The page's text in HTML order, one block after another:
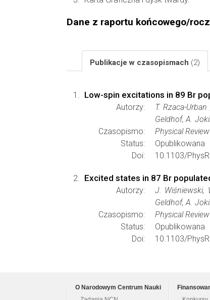
Dane z raportu końcowego/
Publikacje w czasopismach (2)
Low-spin excitations in 89 Br
Autorzy:
T. Rzaca-
Geldhof, A.
Czasopismo:
Physical
Status:
Opublikowana
Doi:
10.1103/
Excited states in 87 Br
Autorzy:
J. Wiśniewski,
Geldhof, A.
Czasopismo:
Physical
Status:
Opublikowana
Doi:
10.1103/
O Narodowym Centrum Nauki